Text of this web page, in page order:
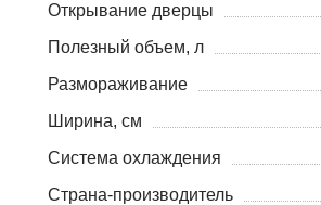
Открывание дверцы
Полезный объем, л
Размораживание
Ширина, см
Система охлаждения
Страна-производитель